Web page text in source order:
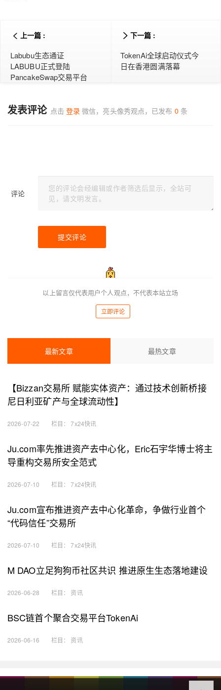
上一篇 :
Labubu生态通证
LABUBU正式登陆
PancakeSwap交易平台
下一篇 :
TokenAi全球启动仪式今
日在香港圆满落幕
发表评论 点击 登录 微信，亮头像秀观点，已发布 0 条
评论
提交评论
立即评论
以上留言仅代表用户个人观点，不代表本站立场
最新文章 最热文章
【Bizzan交易所 赋能实体资产：通过技术创新桥接
尼日利亚矿产与全球流动性】
2026-07-22 栏目：7x24快讯
Ju.com率先推进资产去中心化，Eric石宇华博士将主
导重构交易所安全范式
2026-07-10 栏目：7x24快讯
Ju.com宣布推进资产去中心化革命，争做行业首个
“代码信任”交易所
2026-07-10 栏目：7x24快讯
M DAO立足狗狗币社区共识 推进原生生态落地建设
2026-06-28 栏目： 资讯
BSC链首个聚合交易平台TokenAi
2026-06-16 栏目： 资讯